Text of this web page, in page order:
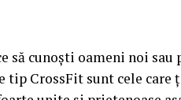
să cunoști oameni noi
tip CrossFit sunt cele